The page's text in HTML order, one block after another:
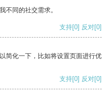
不同的社交需求。
支持[0] 反对[0]
简化一下，比如将设置页面进行优
支持[0] 反对[0]